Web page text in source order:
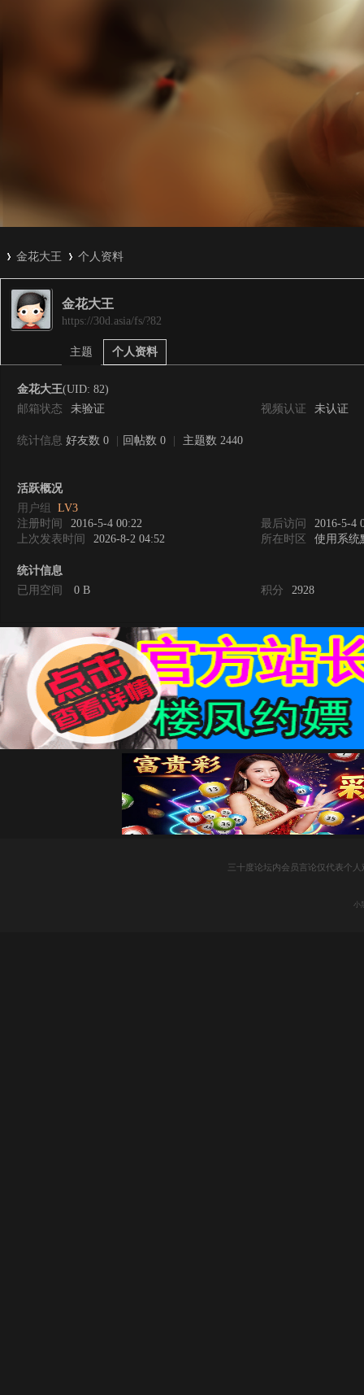
金花大王
›
个人资料
金花大王
https://30d.asia/fs/?82
主题 个人资料
金花大王(UID: 82)
邮箱状态
未验证 视频认证 未认证
统计信息 好友数 0 回帖数 0 主题数 2440
活跃概况
用户组 LV3
注册时间
2016-5-4 00:22 最后访问
2016-5-4
上次发表时间
2026-8-2 04:52 所在时区 使用系统
统计信息
已用空间
0 B 积分 2928
三十度论坛内会员言论仅代表个
小